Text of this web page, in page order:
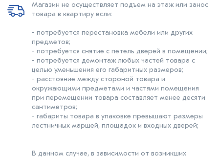
Магазин не осуществляет подъем на этаж или занос
товара в квартиру если:
- потребуется перестановка мебели или других
предметов;
- потребуется снятие с петель дверей в помещении;
- потребуется демонтаж любых частей товара с
целью уменьшения его габаритных размеров;
- расстояние между стороной товара и
окружающими предметами и частями помещения
при перемещении товара составляет менее десяти
сантиметров;
- габариты товара в упаковке превышают размеры
лестничных маршей, площадок и входных дверей;
В данном случае, в зависимости от возникших